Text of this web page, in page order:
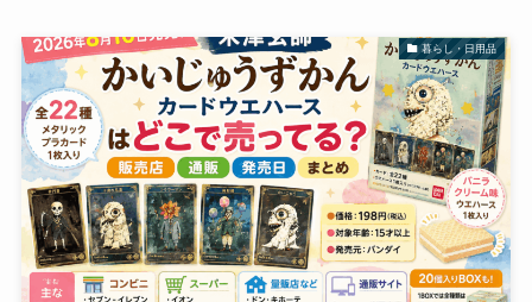
暮らし・日用品